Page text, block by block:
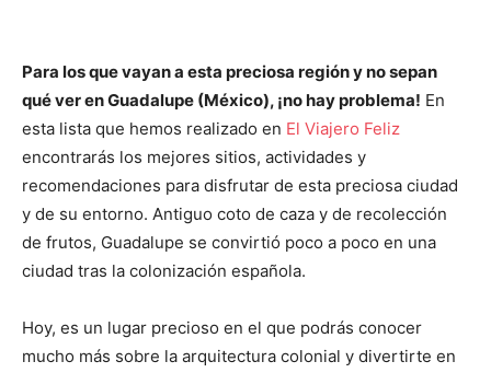
Para los que vayan a esta preciosa región y no sepan
qué ver en Guadalupe (México), ¡no hay problema! En
esta lista que hemos realizado en El Viajero Feliz
encontrarás los mejores sitios, actividades y
recomendaciones para disfrutar de esta preciosa ciudad
y de su entorno. Antiguo coto de caza y de recolección
de frutos, Guadalupe se convirtió poco a poco en una
ciudad tras la colonización española.
Hoy, es un lugar precioso en el que podrás conocer
mucho más sobre la arquitectura colonial y divertirte en